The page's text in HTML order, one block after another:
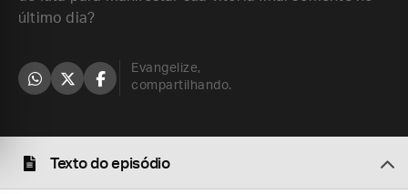
último dia?
Evangelize,
compartilhando.
Texto do episódio